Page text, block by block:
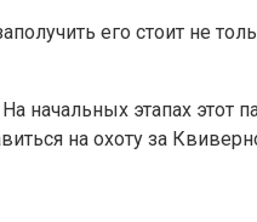
его стоит не
начальных этапах этот
на охоту за